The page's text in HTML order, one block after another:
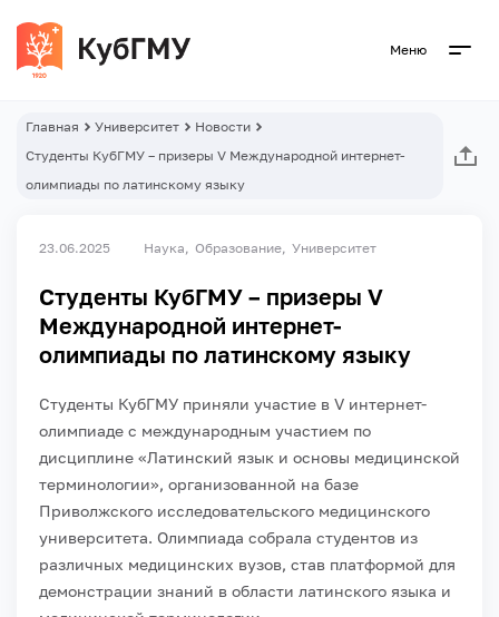
Меню
Главная Университет
Новости
Студенты КубГМУ – призеры V Международной интернет-
олимпиады по латинскому языку
23.06.2025 Наука Образование Университет
Студенты КубГМУ – призеры V
Международной интернет-
олимпиады по латинскому языку
Студенты КубГМУ приняли участие в V интернет-
олимпиаде с международным участием по
дисциплине «Латинский язык и основы медицинской
терминологии», организованной на базе
Приволжского исследовательского медицинского
университета. Олимпиада собрала студентов из
различных медицинских вузов, став платформой для
демонстрации знаний в области латинского языка и